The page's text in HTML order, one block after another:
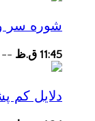
شوره سر
11:45 ق.ظ --
دلایل کم